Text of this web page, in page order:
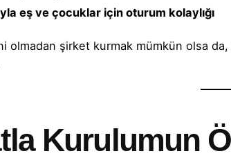
eş ve çocuklar için oturum kolaylığı
olmadan şirket kurmak mümkün olsa da,
Kurulumun